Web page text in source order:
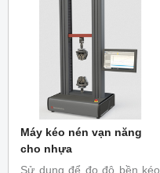
Máy kéo nén vạn năng
cho nhựa
Sử dụng để đo độ bền kéo